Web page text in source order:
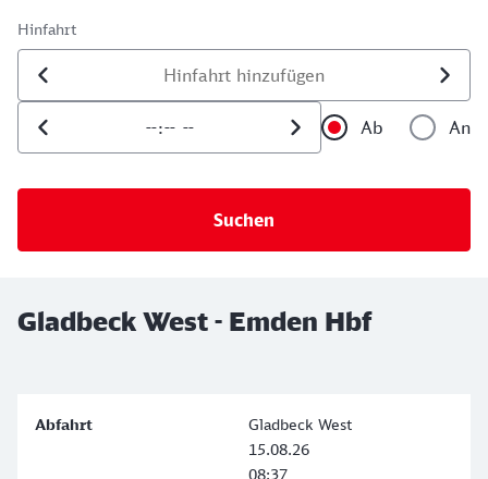
Hinfahrt
Datum der Hinfahrt
Uhrzeit der Hinfahrt
Ab
An
Gladbeck West - Emden Hbf
Gladbeck West
15.08.26
08:37